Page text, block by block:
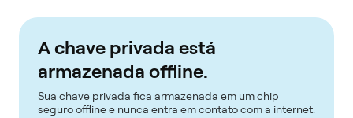
A chave privada está
armazenada offline.
Sua chave privada fica armazenada em um chip
seguro offline e nunca entra em contato com a internet.